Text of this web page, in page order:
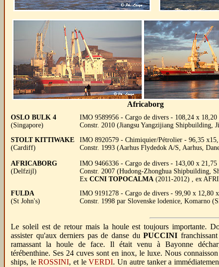
Africaborg
OSLO BULK 4
(Singapore)
IMO 9589956 - Cargo de divers - 108,24 x
Constr. 2010 (Jiangsu Yangzijiang Shipbuilding,
STOLT KITTIWAKE
(Cardiff)
IMO 8920579 - Chimiquier/Pétrolier - 96,35
Constr. 1993 (Aarhus Flydedok A/S, Aarhus,
AFRICABORG
(Delfzijl)
IMO 9466336 - Cargo de divers - 143,00 x
Constr. 2007 (Hudong-Zhonghua Shipbuilding,
Ex CCNI TOPOCALMA (2011-2012) , ex
FULDA
(St John's)
IMO 9191278 - Cargo de divers - 99,90 x
Constr. 1998 par Slovenske lodenice,
Le soleil est de retour mais la houle est toujours importante.
assister qu'aux derniers pas de danse duPUCCINI
ramassant la houle de face. Il était venu à Bayonne
térébenthine. Ses 24 cuves sont en inox, le luxe. Nous
ships, leROSSINI, et leVERDI. Un autre tanker a